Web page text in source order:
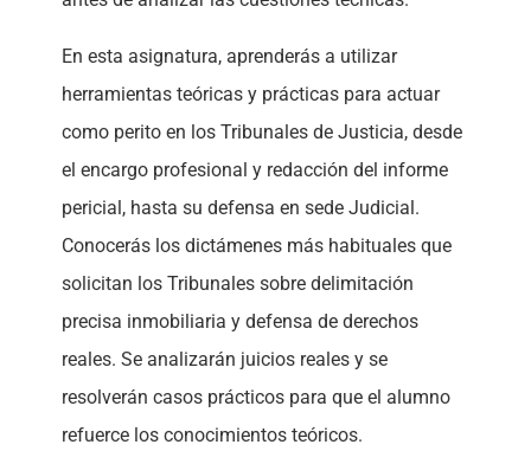
En esta asignatura, aprenderás a utilizar
herramientas teóricas y prácticas para actuar
como perito en los Tribunales de Justicia, desde
el encargo profesional y redacción del informe
pericial, hasta su defensa en sede Judicial.
Conocerás los dictámenes más habituales que
solicitan los Tribunales sobre delimitación
precisa inmobiliaria y defensa de derechos
reales. Se analizarán juicios reales y se
resolverán casos prácticos para que el alumno
refuerce los conocimientos teóricos.